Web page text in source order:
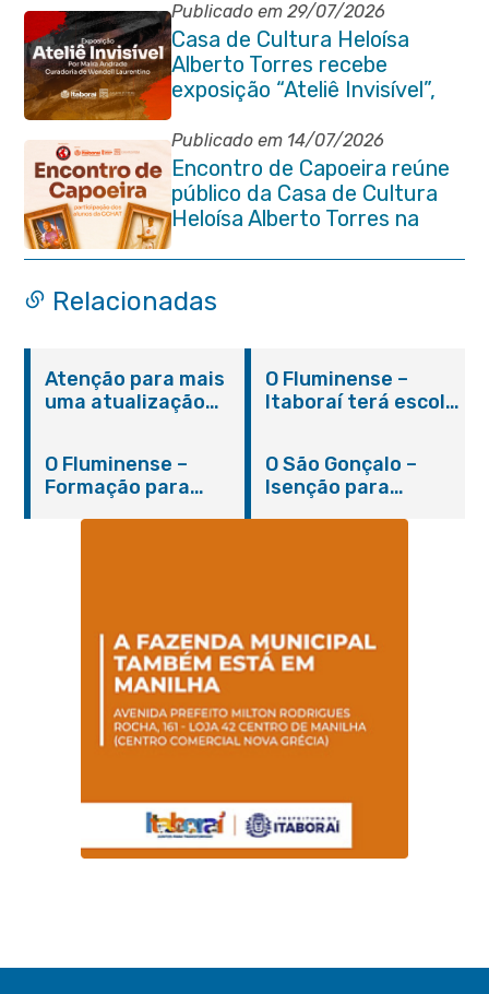
Publicado em 29/07/2026
Casa de Cultura Heloísa
Alberto Torres recebe
exposição “Ateliê Invisível”,
da artista Maíra Andrade
Publicado em 14/07/2026
Encontro de Capoeira reúne
público da Casa de Cultura
Heloísa Alberto Torres na
Praça Marechal Floriano
Peixoto
Relacionadas
Atenção para mais
uma atualização
em Itaboraí (24/05)
O Fluminense –
Itaboraí terá escola
março
O Fluminense –
Formação para
O São Gonçalo –
Isenção para